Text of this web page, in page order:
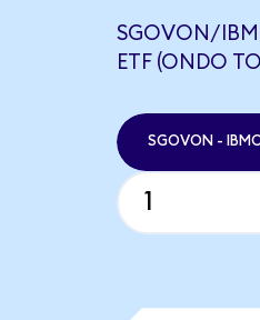
SGOVON/
ETF (ONDO
SGOVON -